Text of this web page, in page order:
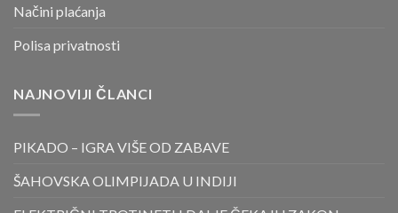
Načini plaćanja
Polisa privatnosti
NAJNOVIJI ČLANCI
PIKADO – IGRA VIŠE OD ZABAVE
ŠAHOVSKA OLIMPIJADA U INDIJI